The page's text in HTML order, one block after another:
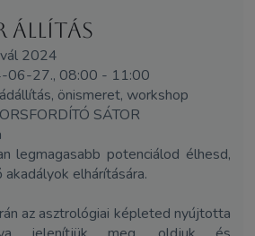
állítás
2024
06-27., 08:00 - 11:00
önismeret, workshop
SÁTOR
legmagasabb potenciálod élhesd,
elhárítására.
az asztrológiai képleted nyújtotta